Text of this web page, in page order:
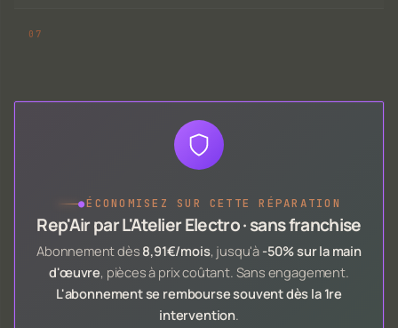
●ÉCONOMISEZ SUR CETTE RÉPARATION
Rep'Air par L'Atelier Electro · sans franchise
Abonnement dès 8,91€/mois, jusqu'à -50% sur la main
d'œuvre, pièces à prix coûtant. Sans engagement.
L'abonnement se rembourse souvent dès la 1re
intervention.